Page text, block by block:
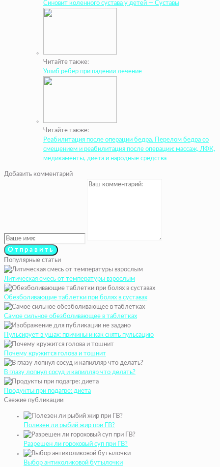
Синовит коленного сустава у детей — Суставы
Читайте также:
Ушиб ребер при падении лечение
Читайте также:
Реабилитация после операции бедра. Перелом бедра со
смещением и реабилитация после операции: массаж, ЛФК,
медикаменты, диета и народные средства
Добавить комментарий
Популярные статьи
Литическая смесь от температуры взрослым
Обезболивающие таблетки при болях в суставах
Самое сильное обезболивающее в таблетках
Пульсирует в ушах: причины и как снять пульсацию
Почему кружится голова и тошнит
В глазу лопнул сосуд и капилляр что делать?
Продукты при подагре: диета
Свежие публикации
Полезен ли рыбий жир при ГВ?
Разрешен ли гороховый суп при ГВ?
Выбор антиколиковой бутылочки